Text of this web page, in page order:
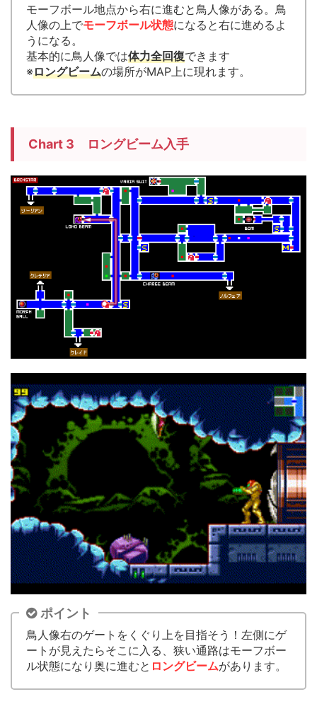
モーフボール地点から右に進むと鳥人像がある。鳥
人像の上でモーフボール状態になると右に進めるよ
うになる。
基本的に鳥人像では体力全回復できます
※ロングビームの場所がMAP上に現れます。
Chart 3 ロングビーム入手
ポイント
鳥人像右のゲートをくぐり上を目指そう！左側にゲ
ートが見えたらそこに入る、狭い通路はモーフボー
ル状態になり奥に進むと ロングビームがあります。